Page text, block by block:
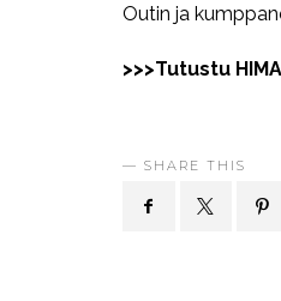
Outin ja
>>>Tutustu
SHARE THIS